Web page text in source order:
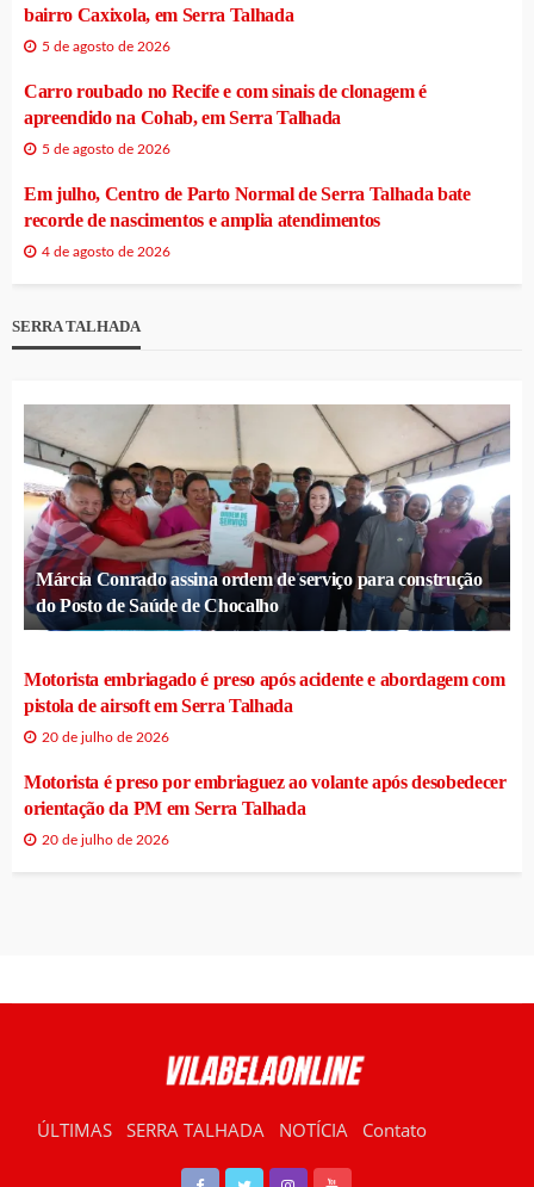
bairro Caxixola, em Serra Talhada
5 de agosto de 2026
Carro roubado no Recife e com sinais de clonagem é
apreendido na Cohab, em Serra Talhada
5 de agosto de 2026
Em julho, Centro de Parto Normal de Serra Talhada bate
recorde de nascimentos e amplia atendimentos
4 de agosto de 2026
SERRA TALHADA
Márcia Conrado assina ordem de serviço para construção
do Posto de Saúde de Chocalho
Motorista embriagado é preso após acidente e abordagem com
pistola de airsoft em Serra Talhada
20 de julho de 2026
Motorista é preso por embriaguez ao volante após desobedecer
orientação da PM em Serra Talhada
20 de julho de 2026
ÚLTIMAS SERRA TALHADA NOTÍCIA Contato